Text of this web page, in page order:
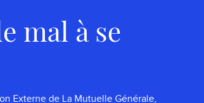
mal à se
Externe de La Mutuelle Générale,